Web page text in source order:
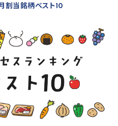
割当銘柄ベスト10